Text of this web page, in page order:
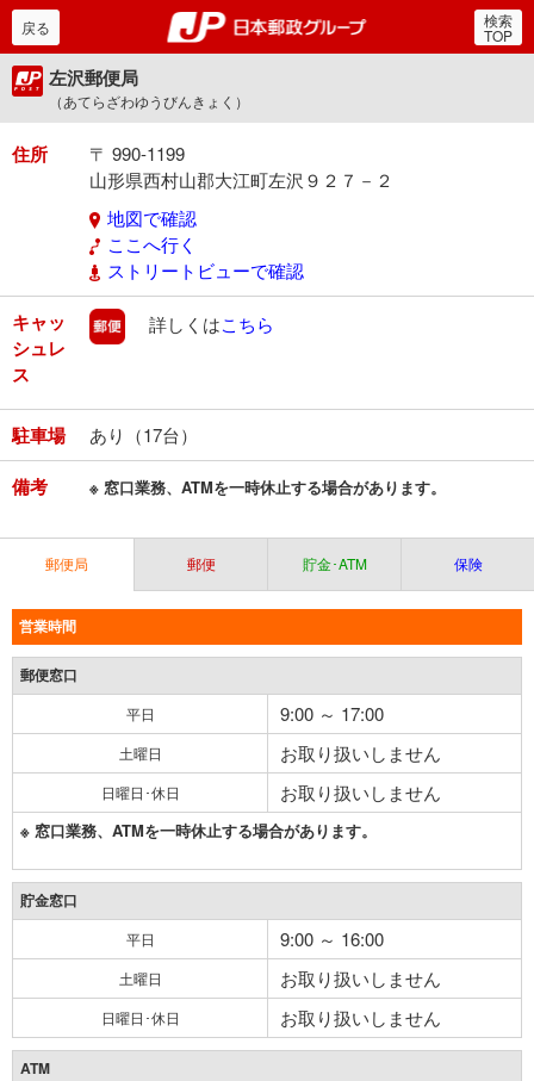
郵便局・日本郵政グルー
戻る 検索
TOP
左沢郵便局
（あてらざわゆうびんきょく）
住所
〒 990-1199
山形県西村山郡大江町左沢９２７－２
地図で確認
ここへ行く
ストリートビューで確認
キャッ
シュレ
ス
郵便
詳しくはこちら
駐車場 あり（17台）
備考 ※ 窓口業務、ATMを一時休止する場合があります。
郵便局 郵便 貯金･ATM 保険
営業時間
郵便窓口
平日 9:00 ～ 17:00
土曜日 お取り扱いしません
日曜日･休日 お取り扱いしません
※ 窓口業務、ATMを一時休止する場合があります。
貯金窓口
平日 9:00 ～ 16:00
土曜日 お取り扱いしません
日曜日･休日 お取り扱いしません
ATM